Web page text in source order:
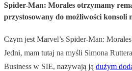
Spider-Man: Morales otrzymamy
przystosowany do możliwości konsoli
Czym jest Marvel’s Spider-Man:
Jedni, mam tutaj na myśli Simona
Business w SIE, nazywają ją dużym